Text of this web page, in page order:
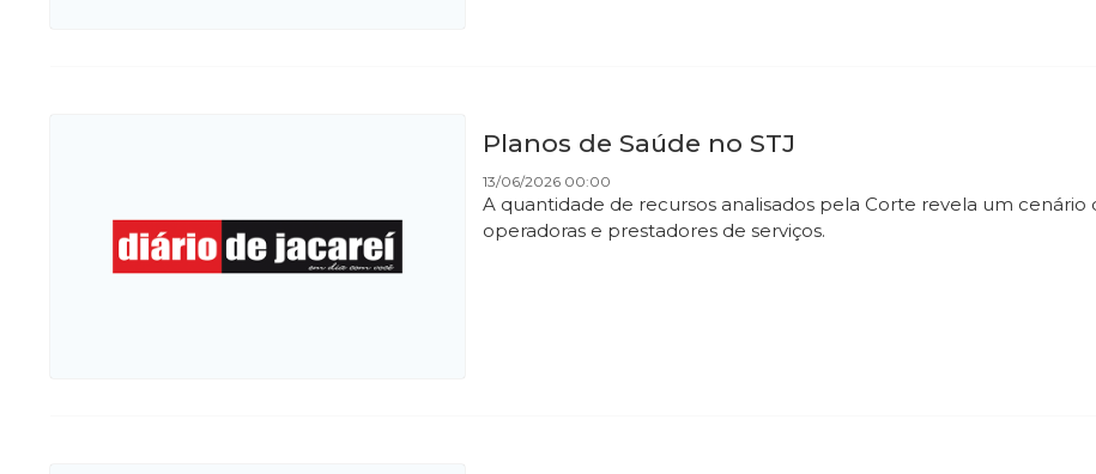
Planos de Saúde no STJ
13/06/2026 00:00
A quantidade de recursos analisados pela Corte revela um
operadoras e prestadores de serviços.